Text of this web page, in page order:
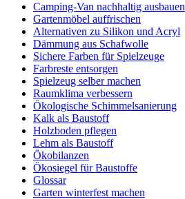
Camping-Van nachhaltig ausbauen
Gartenmöbel auffrischen
Alternativen zu Silikon und Acryl
Dämmung aus Schafwolle
Sichere Farben für Spielzeuge
Farbreste entsorgen
Spielzeug selber machen
Raumklima verbessern
Ökologische Schimmelsanierung
Kalk als Baustoff
Holzboden pflegen
Lehm als Baustoff
Ökobilanzen
Ökosiegel für Baustoffe
Glossar
Garten winterfest machen